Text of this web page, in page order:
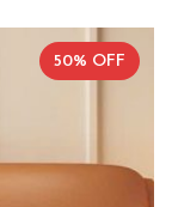
50% OFF